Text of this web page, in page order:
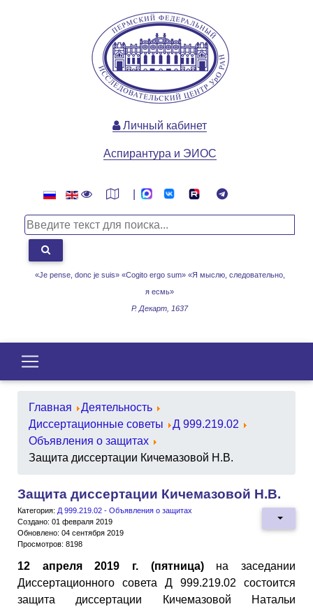
«Je pense, donc je suis» «Cogito ergo sum» «Я мыслю, следовательно,
я есмь»
Р. Декарт, 1637
Личный кабинет
Аспирантура и ЭИОС
Главная
Деятельность
Диссертационные советы
Д 999.219.02
Объявления о защитах
Защита диссертации Кичемазовой Н.В.
Защита диссертации Кичемазовой Н.В.
Категория: Д 999.219.02 - Объявления о защитах
Создано: 01 февраля 2019
Обновлено: 04 сентября 2019
Просмотров: 8198
12 апреля 2019 г. (пятница) на заседании
Диссертационного совета Д 999.219.02 состоится
защита диссертации Кичемазовой Натальи